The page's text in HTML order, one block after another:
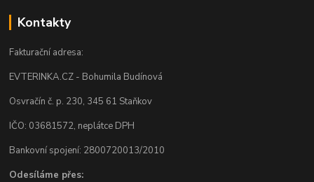
Kontakty
Fakturační adresa:
EVTERINKA.CZ - Bohumila Budínová
Osvračín č. p. 230, 345 61 Staňkov
IČO: 03681572, neplátce DPH
Bankovní spojení: 2800720013/2010
Odesíláme přes: